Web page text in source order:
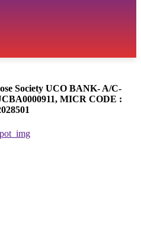
Society UCO BANK- A/C-
MICR CODE :